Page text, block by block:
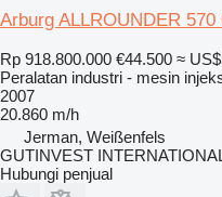
Arburg ALLROUNDER
Rp 918.800.000 €44.500 ≈
Peralatan industri - mesin
2007
20.860 m/h
Jerman, Weißenfels
GUTINVEST
Hubungi penjual